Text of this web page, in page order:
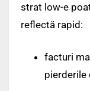
strat low-e
reflectă rapid:
facturi
pierderile